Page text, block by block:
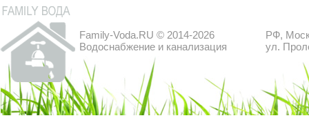
Family-Voda.RU © 2014-2026
Водоснабжение и канализация
РФ,
ул.